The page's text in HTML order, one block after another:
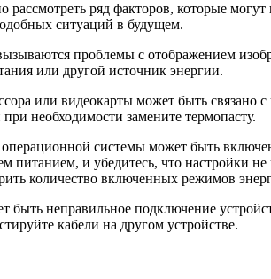
рассмотреть ряд факторов, которые
ситуаций в будущем.
проблемы с отображением
или другой источник энергии.
или видеокарты может быть
необходимости замените термопасту.
системы может быть
и убедитесь, что настройки
количество включенных режимов
быть неправильное подключение
кабели на другом устройстве.